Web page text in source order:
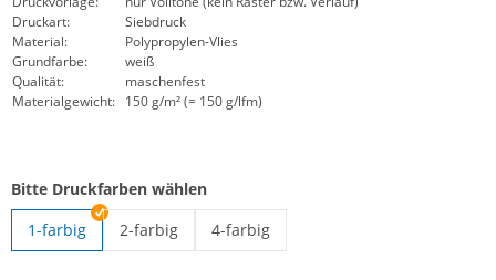
Druckart:
Siebdruck
Material:
Polypropylen-Vlies
Grundfarbe:
weiß
Qualität:
maschenfest
Materialgewicht: 150 g/m² (= 150 g/lfm)
Bitte Druckfarben wählen
1-farbig
2-farbig
4-farbig